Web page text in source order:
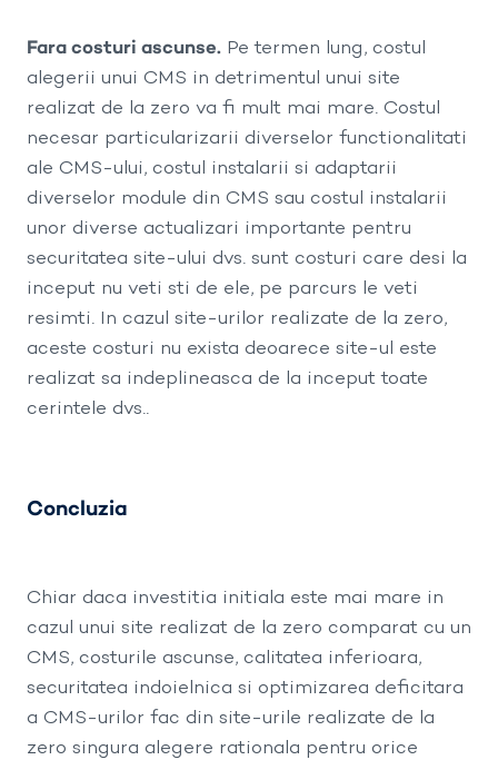
Fara costuri ascunse.Pe termen lung, costul
alegerii unui CMS in detrimentul unui site
realizat de la zero va fi mult mai mare. Costul
necesar particularizarii diverselor functionalitati
ale CMS-ului, costul instalarii si adaptarii
diverselor module din CMS sau costul instalarii
unor diverse actualizari importante pentru
securitatea site-ului dvs. sunt costuri care desi la
inceput nu veti sti de ele, pe parcurs le veti
resimti. In cazul site-urilor realizate de la zero,
aceste costuri nu exista deoarece site-ul este
realizat sa indeplineasca de la inceput toate
cerintele dvs..
Concluzia
Chiar daca investitia initiala este mai mare in
cazul unui site realizat de la zero comparat cu un
CMS, costurile ascunse, calitatea inferioara,
securitatea indoielnica si optimizarea deficitara
a CMS-urilor fac din site-urile realizate de la
zero singura alegere rationala pentru orice